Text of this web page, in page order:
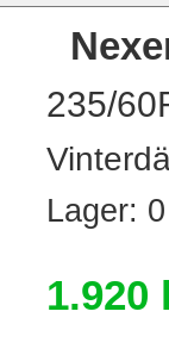
235/
Lager: 0
1.920